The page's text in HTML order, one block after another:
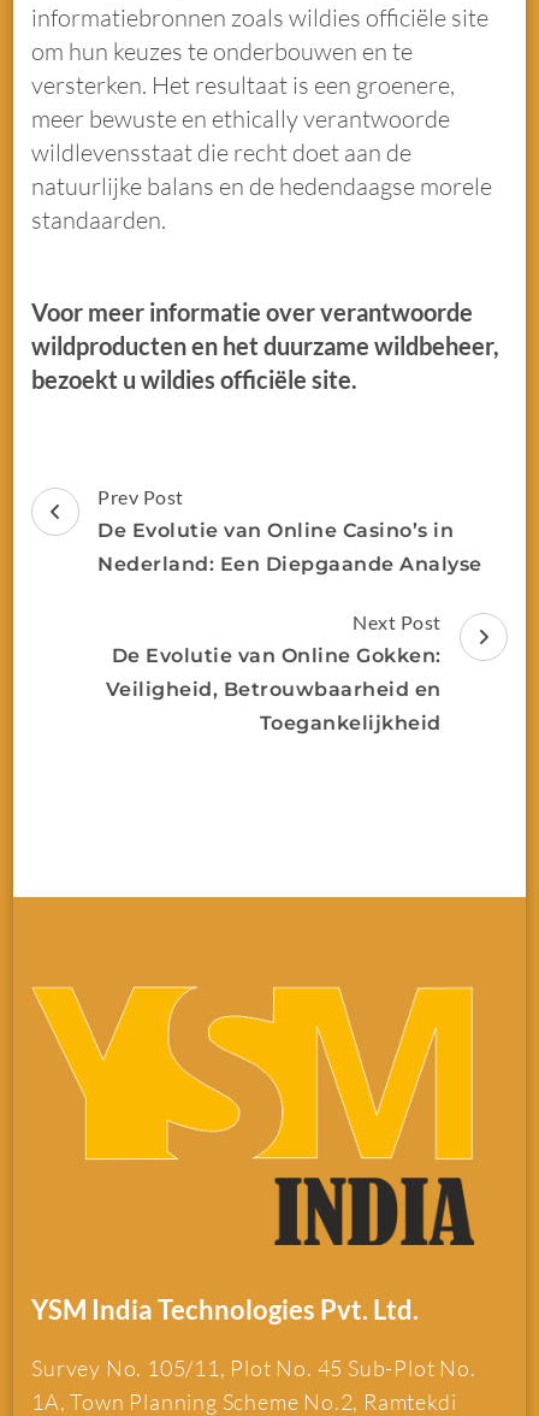
informatiebronnen zoals wildies officiële site
om hun keuzes te onderbouwen en te
versterken. Het resultaat is een groenere,
meer bewuste en ethically verantwoorde
wildlevensstaat die recht doet aan de
natuurlijke balans en de hedendaagse morele
standaarden.
Voor meer informatie over verantwoorde
wildproducten en het duurzame wildbeheer,
bezoekt u wildies officiële site.
Prev Post
De Evolutie van Online Casino’s in
Nederland: Een Diepgaande Analyse
Next Post
De Evolutie van Online Gokken:
Veiligheid, Betrouwbaarheid en
Toegankelijkheid
YSM India Technologies Pvt. Ltd.
Survey No. 105/11, Plot No. 45 Sub-Plot No.
1A, Town Planning Scheme No.2, Ramtekdi